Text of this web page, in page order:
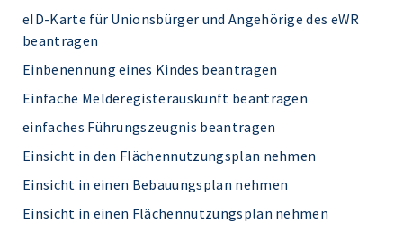
eID-Karte für Unionsbürger und Angehörige des eWR
beantragen
Einbenennung eines Kindes beantragen
Einfache Melderegisterauskunft beantragen
einfaches Führungszeugnis beantragen
Einsicht in den Flächennutzungsplan nehmen
Einsicht in einen Bebauungsplan nehmen
Einsicht in einen Flächennutzungsplan nehmen